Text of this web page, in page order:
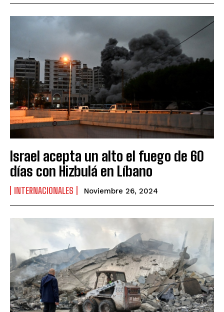
Israel acepta un alto el fuego de 60
días con Hizbulá en Líbano
INTERNACIONALES Noviembre 26, 2024